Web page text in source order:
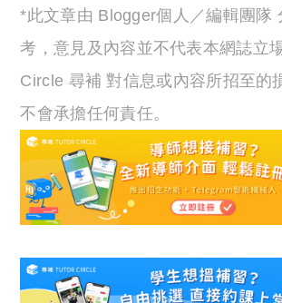
*此文章由 Blogger個人／編輯團隊
考，意見及內容並不代表本網誌立
Circle 尋補 對信息或內容所招至的
不會承擔任何責任。